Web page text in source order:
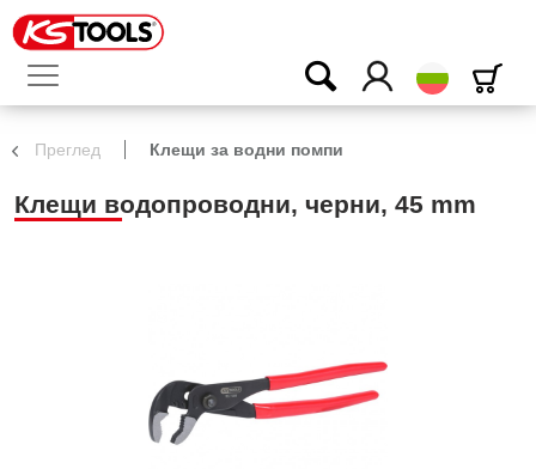
български
Преглед Клещи за водни помпи
Клещи водопроводни, черни, 45 mm